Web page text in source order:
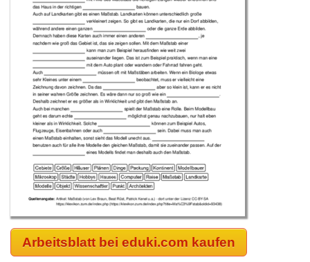
Arbeitsblatt bei eduki.com kaufen